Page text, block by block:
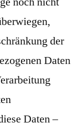
der
Daten
Daten –